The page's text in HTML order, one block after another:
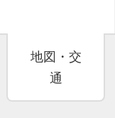
地図・交
通